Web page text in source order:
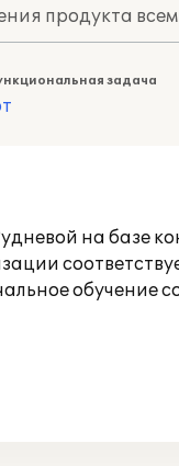
продукта
задача
на базе
обучение